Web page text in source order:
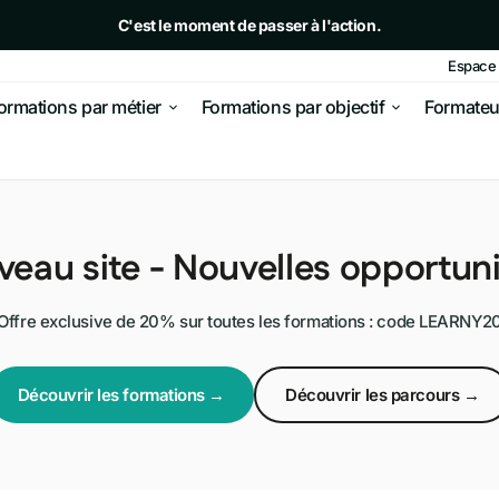
C'est le moment de passer à l'action.
en ligne
e-commerce
acquisition
votre site
E-commerce
Dropshipping
Marketplace
Génération de leads
par métier Formations par objectif
site - Nouvelles
exclusive de 20% sur toutes les formations : code
Découvrir les formations → Découvrir les parcours →